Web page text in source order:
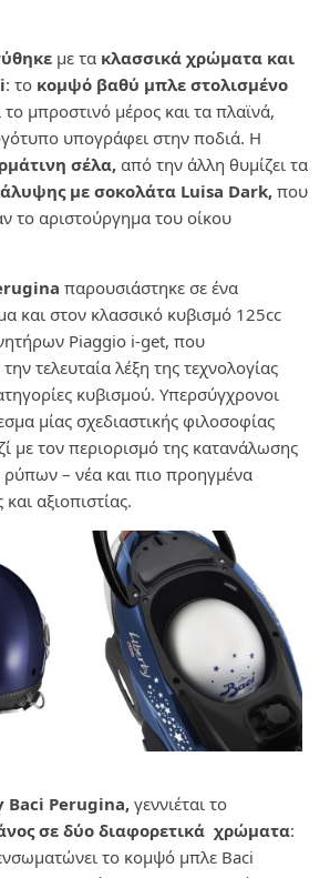
με τα κλασσικά χρώματα και
: το κομψό βαθύ μπλε στολισμένο
το μπροστινό μέρος και τα πλαϊνά,
υπογράφει στην ποδιά. Η
σέλα, από την άλλη θυμίζει τα
με σοκολάτα Luisa Dark, που
το αριστούργημα του οίκου
παρουσιάστηκε σε ένα
και στον κλασσικό κυβισμό 125cc
Piaggio i-get, που
τελευταία λέξη της τεχνολογίας
κυβισμού. Υπερσύγχρονοι
μίας σχεδιαστικής φιλοσοφίας
με τον περιορισμό της κατανάλωσης
– νέα και πιο προηγμένα
αξιοπιστίας.
Baci Perugina, γεννιέται το
σε δύο διαφορετικά χρώματα:
το κομψό μπλε Baci